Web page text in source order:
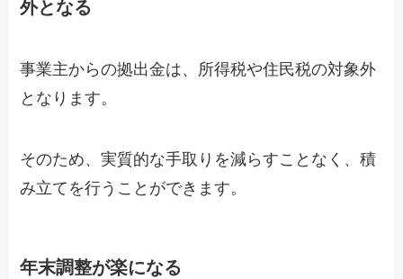
外となる
事業主からの拠出金は、所得税や住民税の対象外
となります。
そのため、実質的な手取りを減らすことなく、積
み立てを行うことができます。
年末調整が楽になる